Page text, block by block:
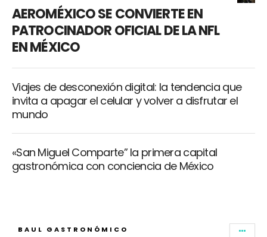
AEROMÉXICO SE CONVIERTE EN
PATROCINADOR OFICIAL DE LA NFL
EN MÉXICO
Viajes de desconexión digital: la tendencia que
invita a apagar el celular y volver a disfrutar el
mundo
«San Miguel Comparte” la primera capital
gastronómica con conciencia de México
BAUL GASTRONÓMICO